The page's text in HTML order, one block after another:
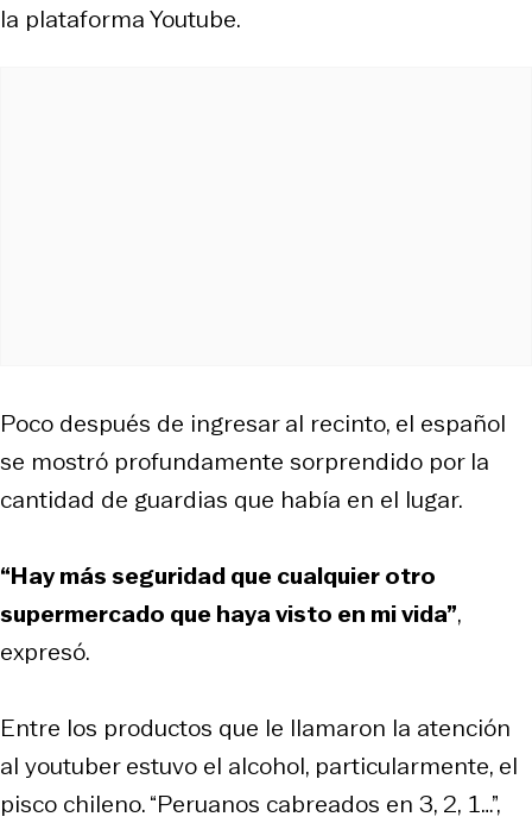
la plataforma Youtube.
Poco después de ingresar al recinto, el español
se mostró profundamente sorprendido por la
cantidad de guardias que había en el lugar.
“Hay más seguridad que cualquier otro
supermercado que haya visto en mi vida”,
expresó.
Entre los productos que le llamaron la atención
al youtuber estuvo el alcohol, particularmente, el
pisco chileno. “Peruanos cabreados en 3, 2, 1…”,